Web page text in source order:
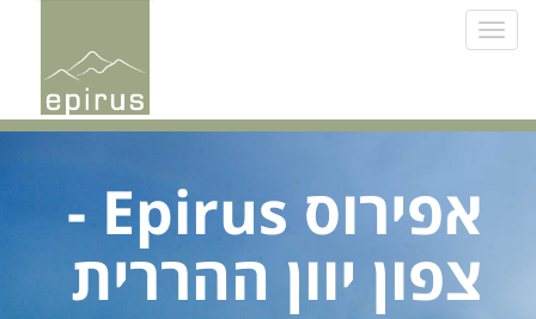
Toggle
navigation
אפירוס Epirus -
צפון יוון ההררית